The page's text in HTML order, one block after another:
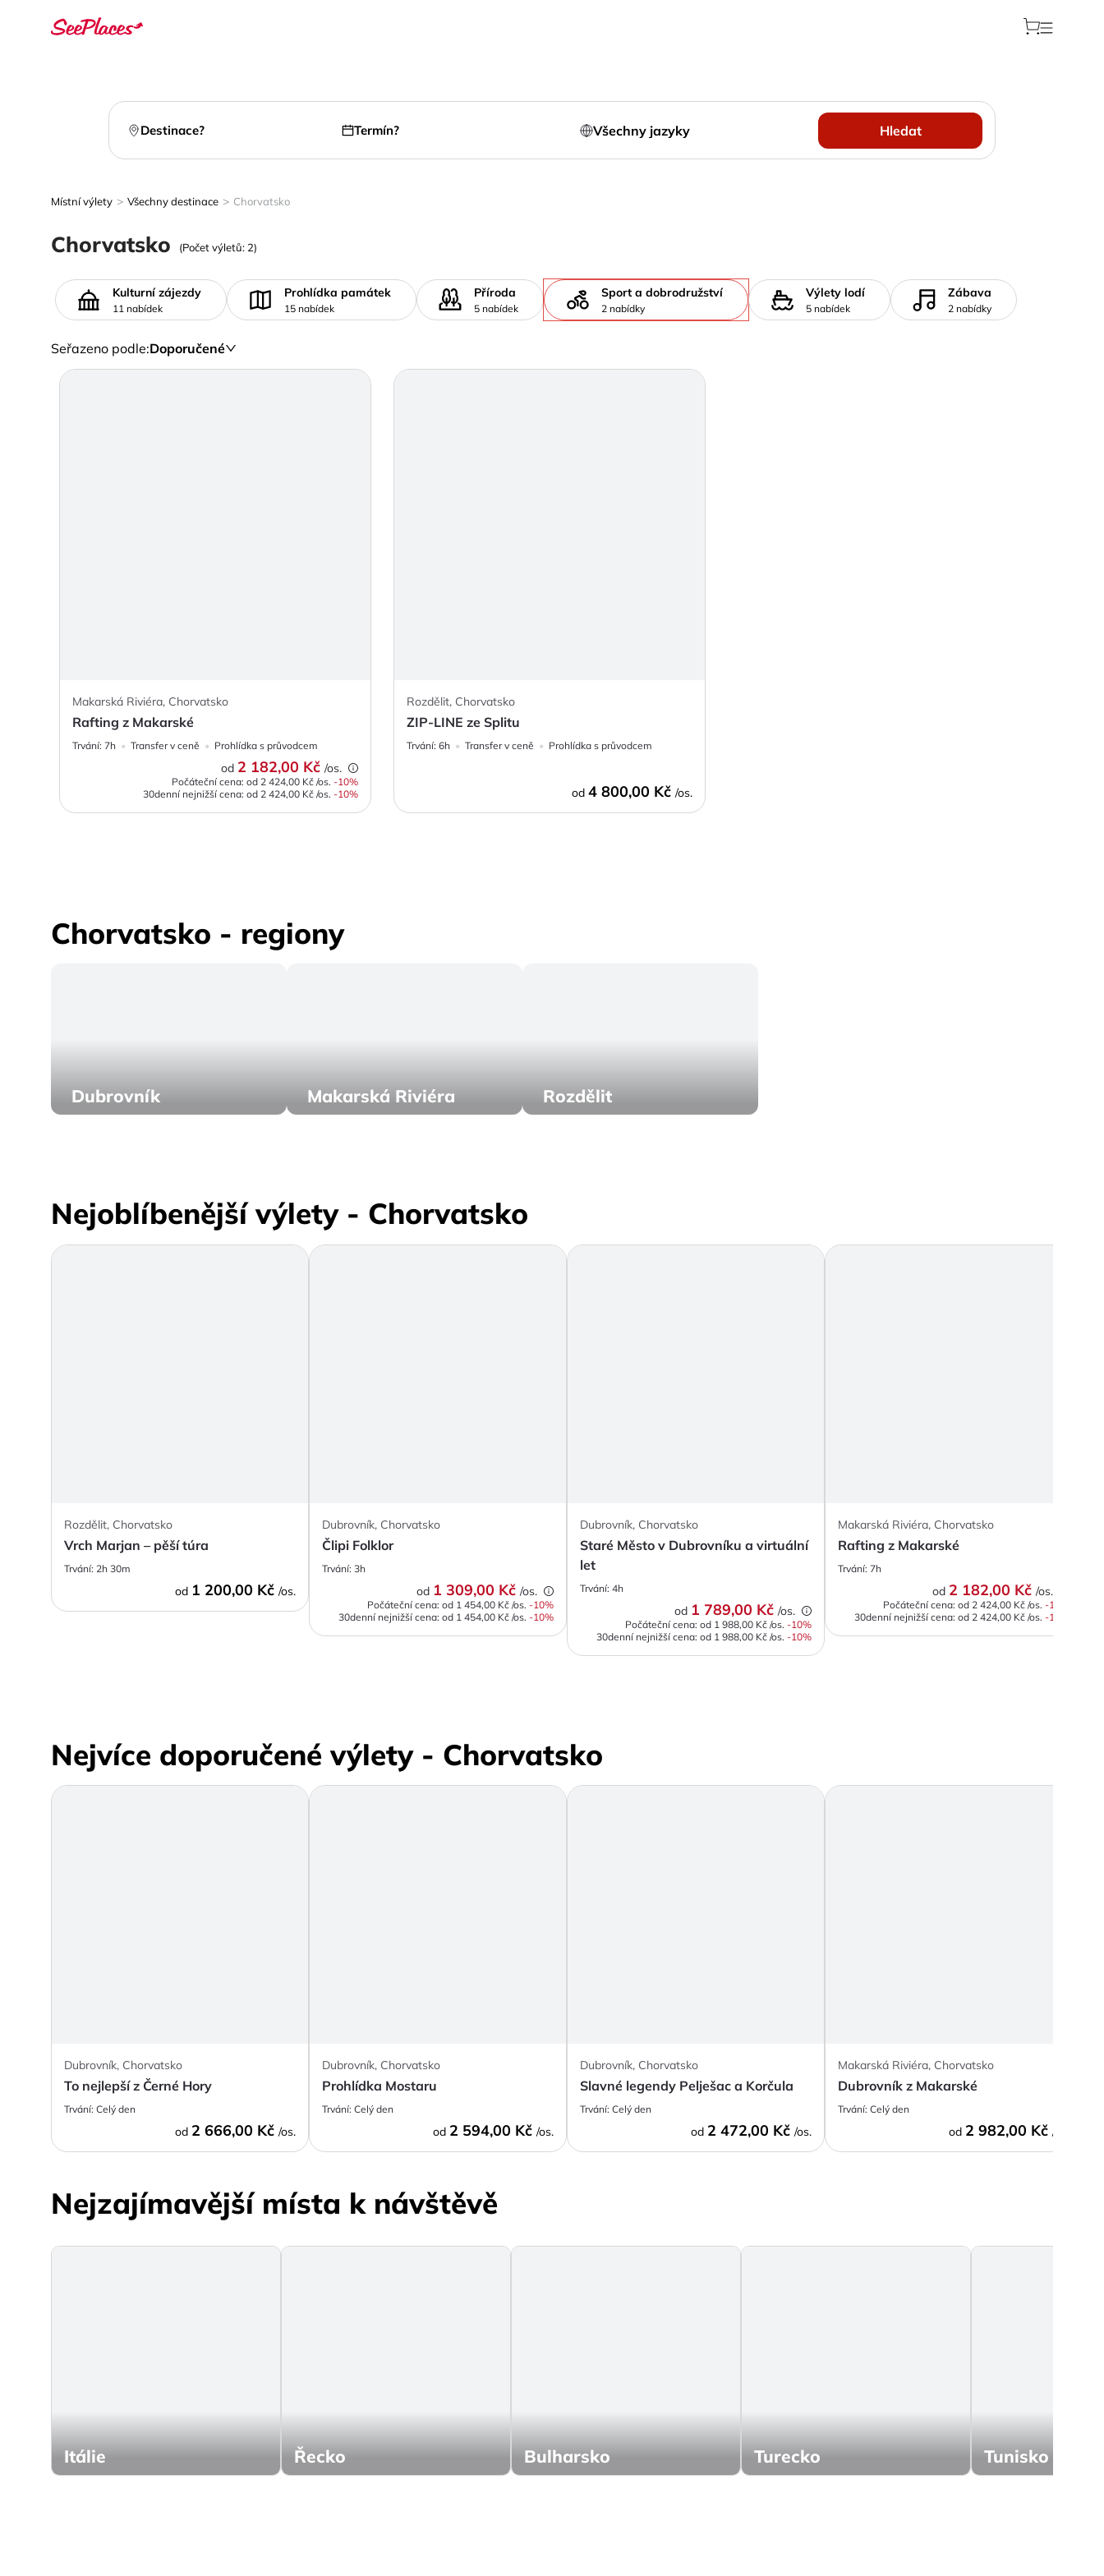
Destinace? Termín? Všechny jazyky Hledat
Místní výlety > Všechny destinace > Chorvatsko
Chorvatsko (Počet výletů: 2)
Kulturní zájezdy
11 nabídek
Prohlídka památek
15 nabídek
Příroda
5 nabídek
Sport a dobrodružství
2 nabídky
Výlety lodí
5 nabídek
Zábava
2 nabídky
Seřazeno podle:Doporučené
Makarská Riviéra, Chorvatsko
Rafting z Makarské
Trvání: 7h Transfer v ceně Prohlídka s průvodcem
od 2 182,00 Kč /os.
Počáteční cena: od 2 424,00 Kč /os. -10%
30denní nejnižší cena:od 2 424,00 Kč /os. -10%
Rozdělit, Chorvatsko
ZIP-LINE ze Splitu
Trvání: 6h Transfer v ceně Prohlídka s průvodcem
od 4 800,00 Kč /os.
Chorvatsko - regiony
Dubrovník Makarská Riviéra Rozdělit
Nejoblíbenější výlety - Chorvatsko
Rozdělit, Chorvatsko
Vrch Marjan – pěší túra
Trvání: 2h 30m
od 1 200,00 Kč /os.
Dubrovník, Chorvatsko
Člipi Folklor
Trvání: 3h
od 1 309,00 Kč /os.
Počáteční cena: od 1 454,00 Kč /os. -10%
30denní nejnižší cena: od 1 454,00 Kč /os. -10%
Dubrovník, Chorvatsko
Staré Město v Dubrovníku a virtuální
let
Trvání: 4h
od 1 789,00 Kč /os.
Počáteční cena: od 1 988,00 Kč /os. -10%
30denní nejnižší cena: od 1 988,00 Kč /os. -10%
Makarská Riviéra, Chorvatsko
Rafting z Makarské
Trvání: 7h
od 2 182,00 Kč /os.
Počáteční cena: od 2 424,00 Kč /os. -10
30denní nejnižší cena: od 2 424,00 Kč /os. -10%
Nejvíce doporučené výlety - Chorvatsko
Dubrovník, Chorvatsko
To nejlepší z Černé Hory
Trvání: Celý den
od 2 666,00 Kč /os.
Dubrovník, Chorvatsko
Prohlídka Mostaru
Trvání: Celý den
od 2 594,00 Kč /os.
Dubrovník, Chorvatsko
Slavné legendy Pelješac a Korčula
Trvání: Celý den
od 2 472,00 Kč /os.
Makarská Riviéra, Chorvatsko
Dubrovník z Makarské
Trvání: Celý den
od 2 982,00 Kč /os.
Nejzajímavější místa k návštěvě
Itálie Řecko Bulharsko Turecko Tunisko